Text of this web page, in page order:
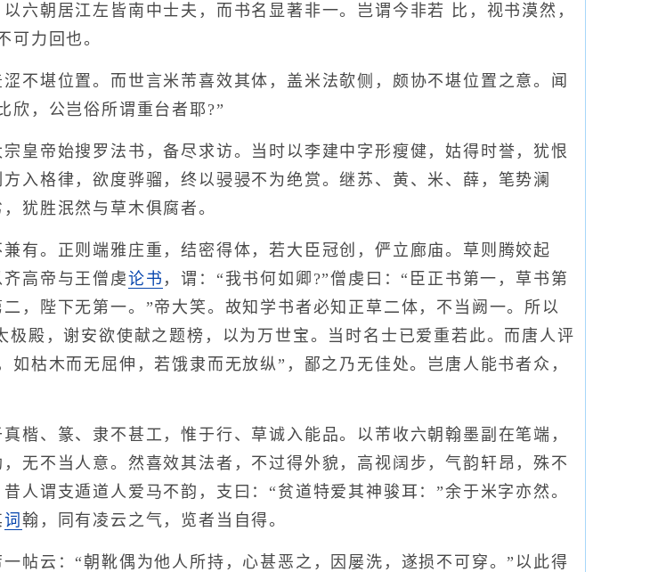
六朝居江左皆南中士夫，而书名显著非一。岂谓今非若 比，视书漠然，
可力回也。
不堪位置。而世言米芾喜效其体，盖米法欹侧，颇协不堪位置之意。闻
欣，公岂俗所谓重台者耶?”
帝始搜罗法书，备尽求访。当时以李建中字形瘦健，姑得时誉，犹恨
入格律，欲度骅骝，终以骎骎不为绝赏。继苏、黄、米、薛，笔势澜
犹胜泯然与草木俱腐者。
。正则端雅庄重，结密得体，若大臣冠创，俨立廊庙。草则腾姣起
高帝与王僧虔论书 ，谓：“我书何如卿?”僧虔曰：“臣正书第一，草书第
，陛下无第一。”帝大笑。故知学书者必知正草二体，不当阙一。所以
殿，谢安欲使献之题榜，以为万世宝。当时名士已爱重若此。而唐人评
枯木而无屈伸，若饿隶而无放纵”，鄙之乃无佳处。岂唐人能书者众，
、篆、隶不甚工，惟于行、草诚入能品。以芾收六朝翰墨副在笔端，
无不当人意。然喜效其法者，不过得外貌，高视阔步，气韵轩昂，殊不
人谓支遁道人爱马不韵，支曰：“贫道特爱其神骏耳：”余于米字亦然。
词翰，同有凌云之气，览者当自得。
云：“朝靴偶为他人所持，心甚恶之，因屡洗，遂损不可穿。”以此得